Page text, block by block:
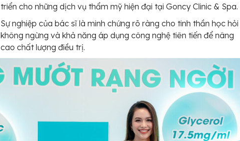
triển cho những dịch vụ thẩm mỹ hiện đại tại Goncy Clinic & Spa.
Sự nghiệp của bác sĩ là minh chứng rõ ràng cho tinh thần học hỏi
không ngừng và khả năng áp dụng công nghệ tiên tiến để nâng
cao chất lượng điều trị.